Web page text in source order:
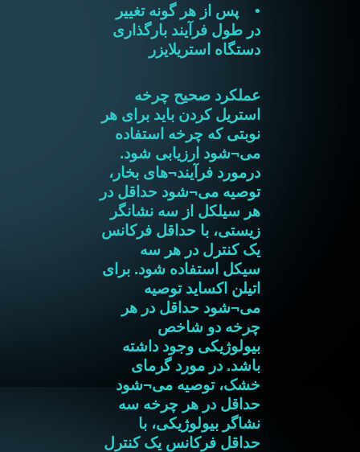
• پس از هر گونه تغییر
در طول فرآیند بارگذاری
دستگاه استریلایزر
عملکرد صحیح چرخه
استریل کردن باید برای هر
نوبتی که چرخه استفاده
می¬شود ارزیابی شود.
درمورد فرآیند¬های بخار،
توصیه می¬شود حداقل در
هر سیلکل از سه نشانگر
زیستی، با حداقل فرکانس
یک کنترل در هر سه
سیکل استفاده شود. برای
اتیلن اکساید توصیه
می¬شود حداقل در هر
چرخه دو شاخص
بیولوژیکی وجود داشته
باشد. در مورد گرمای
خشک، توصیه می¬شود
حداقل در هر چرخه سه
نشاگر بیولوژیکی، با
حداقل فرکانس یک کنترل